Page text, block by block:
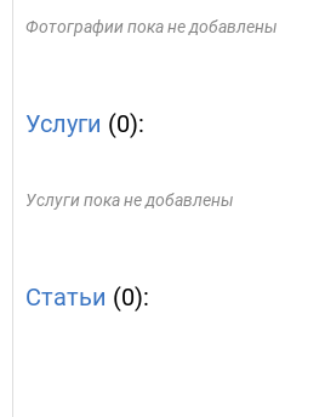
Фотографии пока не добавлены
Услуги (0):
Услуги пока не добавлены
Статьи (0):